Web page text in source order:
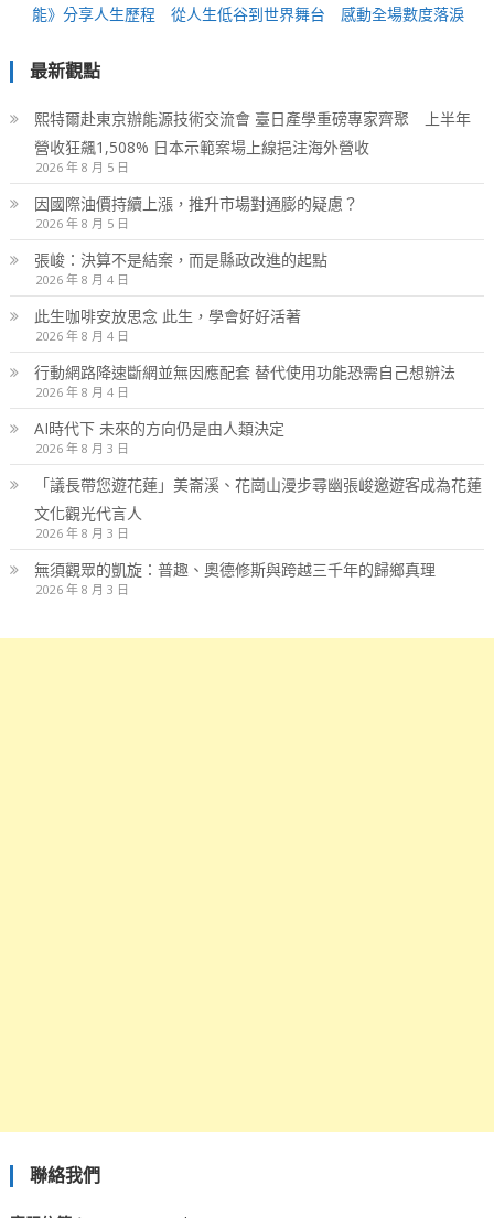
能》分享人生歷程 從人生低谷到世界舞台 感動全場數度落淚
最新觀點
熙特爾赴東京辦能源技術交流會 臺日產學重磅專家齊聚 上半年
營收狂飆1,508% 日本示範案場上線挹注海外營收
2026 年 8 月 5 日
因國際油價持續上漲，推升市場對通膨的疑慮？
2026 年 8 月 5 日
張峻：決算不是結案，而是縣政改進的起點
2026 年 8 月 4 日
此生咖啡安放思念 此生，學會好好活著
2026 年 8 月 4 日
行動網路降速斷網並無因應配套 替代使用功能恐需自己想辦法
2026 年 8 月 4 日
AI時代下 未來的方向仍是由人類決定
2026 年 8 月 3 日
「議長帶您遊花蓮」美崙溪、花崗山漫步尋幽張峻邀遊客成為花蓮
文化觀光代言人
2026 年 8 月 3 日
無須觀眾的凱旋：普趣、奧德修斯與跨越三千年的歸鄉真理
2026 年 8 月 3 日
聯絡我們